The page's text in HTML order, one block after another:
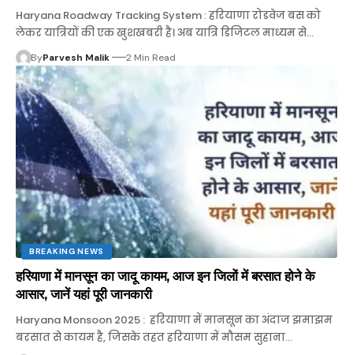
Haryana Roadway Tracking System : हरियाणा रोडवेज बस को
लेकर यात्रियों की एक खुशखबरी है। अब यात्रि डिजिटल माध्यम से…
ByParvesh Malik 2 Min Read
BREAKING NEWS
हरियाणा में मानसून का जादू कायम, आज इन जिलों में बरसात होने के
आसार, जानें यहां पूरी जानकारी
Haryana Monsoon 2025 : हरियाणा में मानसून का अंदाज झमाझम
बरसात से कायम है, जिसके तहत हरियाणा में मौसम सुहाना…